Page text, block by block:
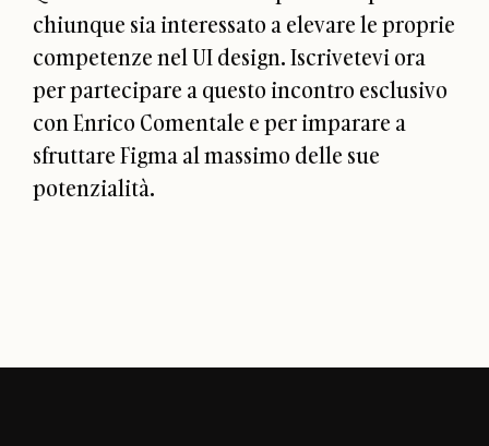
chiunque sia interessato a elevare le proprie
competenze nel UI design. Iscrivetevi ora
per partecipare a questo incontro esclusivo
con Enrico Comentale e per imparare a
sfruttare Figma al massimo delle sue
potenzialità.